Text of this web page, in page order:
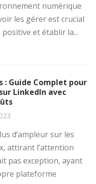
numérique
les gérer est crucial
et établir la...
: Guide Complet pour
LinkedIn avec
d’ampleur sur les
attirant l’attention
pas exception, ayant
plateforme